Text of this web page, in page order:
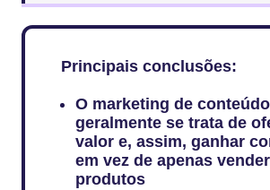
Principais conclusões:
O marketing de conteúdo
geralmente se trata de
valor e, assim, ganhar
em vez de apenas vender
produtos